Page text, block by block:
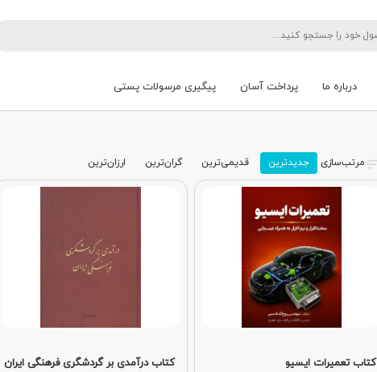
درباره ما پرداخت آسان پیگیری مرسولات پستی
مرتب‌سازی جدیدترین قدیمی‌ترین گران‌ترین ارزان‌ترین
کتاب تعمیرات ایسیو کتاب درآمدی بر گردشگری فرهنگی ایران